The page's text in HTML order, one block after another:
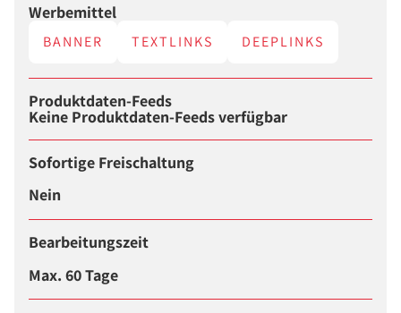
Werbemittel
BANNER TEXTLINKS DEEPLINKS
Produktdaten-Feeds
Keine Produktdaten-Feeds verfügbar
Sofortige Freischaltung
Nein
Bearbeitungszeit
Max. 60 Tage